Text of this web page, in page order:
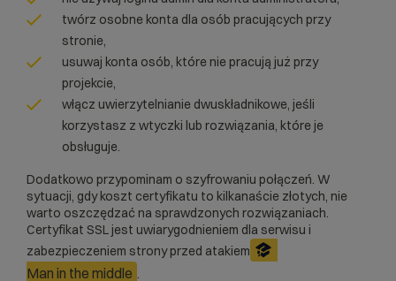
twórz osobne konta dla osób pracujących przy
stronie,
usuwaj konta osób, które nie pracują już przy
projekcie,
włącz uwierzytelnianie dwuskładnikowe, jeśli
korzystasz z wtyczki lub rozwiązania, które je
obsługuje.
Dodatkowo przypominam o szyfrowaniu połączeń. W
sytuacji, gdy koszt certyfikatu to kilkanaście złotych, nie
warto oszczędzać na sprawdzonych rozwiązaniach.
Certyfikat SSL jest uwiarygodnieniem dla serwisu i
zabezpieczeniem strony przed atakiem
Man in the middle .